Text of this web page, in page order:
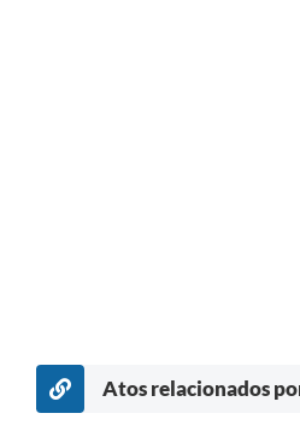
Atos relacionados